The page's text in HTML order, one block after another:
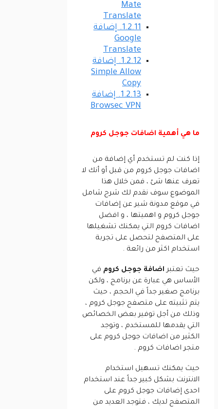
Mate
Translate
1.2.11. إضافة
Google
Translate
1.2.12. إضافة
Simple Allow
Copy
1.2.13. إضافة
Browsec VPN
ما هي أهمية اضافات جوجل كروم
إذا كنت لم تستخدم أي إضافة من
اضافات جوجل كروم من قبل أو أنك لا
تعرف عنها شئ ، فمن خلال هذا
الموضوع سوف نقدم لك شرح شامل
في موقع مدونة شير عن إضافات
جوجل كروم و اهميتها ، و افضل
اضافات كروم التي يمكنك تشغيلها
على المتصفح لتحصل على تجربة
استخدام اكثر من رائعة .
حيث تعتبر اضافة جوجل كروم في
الأساس هي عبارة عن برنامج ، ولكن
برنامج صغير جداً في الحجم ، حيث
يتم تثبيته على متصفح جوجل كروم ،
وذلك من أجل توفير بعض الخصائص
التي يقدمها للمستخدم ، وتوجد
الكثير من اضافات جوجل كروم على
متجر اضافات كروم .
حيث يمكنك تسهيل استخدام
الانترنت بشكل كبير جداً عند استخدام
احدى إضافات جوجل كروم على
المتصفح لديك ، فتوجد العديد من